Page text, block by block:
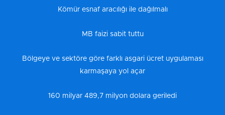
Kömür esnaf aracılığı ile dağılmalı
MB faizi sabit tuttu
Bölgeye ve sektöre göre farklı asgari ücret uygulaması
karmaşaya yol açar
160 milyar 489,7 milyon dolara geriledi